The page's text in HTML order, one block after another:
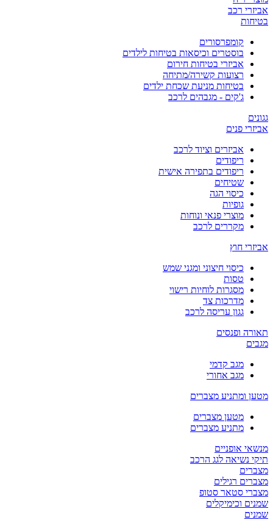
אביזרי רכב
בטיחות
קומפרסורים
בוסטרים וכיסאות בטיחות לילדים
אביזרי בטיחות חירום
רצועות קשירה/מתיחה
בטיחות מניעת שכחת ילדים
ג'קים - מגבהים לרכב
גגונים
אביזרי פנים
אביזרים וציוד לרכב
ריפודים
ריפודים בתפירה אישית
שטיחים
כיסוי הגה
גופיות
מוצרי פנאי ונוחות
מקררים לרכב
אביזרי חוץ
כיסוי חיצוני ומגני שמש
טסות
מסגרות לוחיות רישוי
מדרכות צד
גגון עריסה לרכב
תאורה ופנסים
מגבים
מגב קדמי
מגב אחורי
מטען ומתניע מצברים
מטען מצברים
מתניע מצברים
מנשאי אופניים
תיקי נשיאה לגג הרכב
מצברים
מצברים רגילים
מצברי סטאר סטופ
שמנים וכימיקלים
שמנים